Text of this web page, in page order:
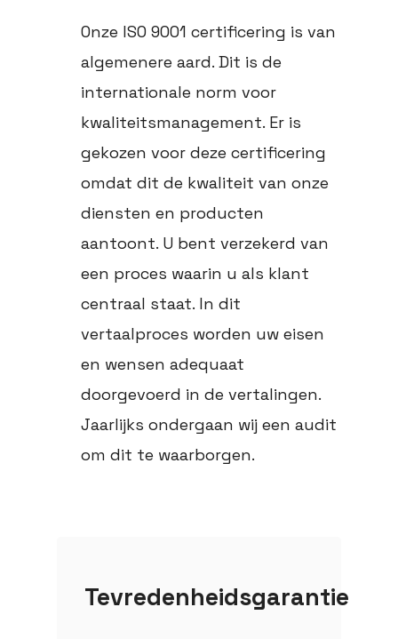
Onze ISO 9001 certificering is van
algemenere aard. Dit is de
internationale norm voor
kwaliteitsmanagement. Er is
gekozen voor deze certificering
omdat dit de kwaliteit van onze
diensten en producten
aantoont. U bent verzekerd van
een proces waarin u als klant
centraal staat. In dit
vertaalproces worden uw eisen
en wensen adequaat
doorgevoerd in de vertalingen.
Jaarlijks ondergaan wij een audit
om dit te waarborgen.
Tevredenheidsgarantie